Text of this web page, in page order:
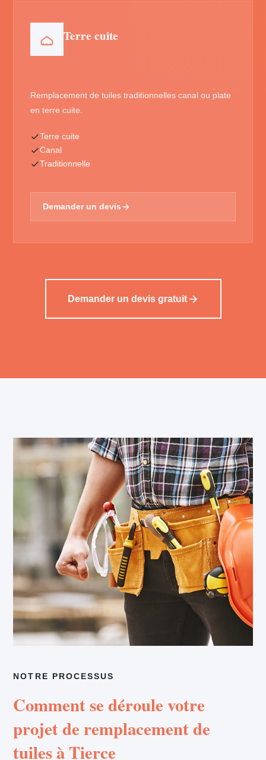
Terre cuite
Remplacement de tuiles traditionnelles canal ou plate
en terre cuite.
Terre cuite
Canal
Traditionnelle
Demander un devis
Demander un devis gratuit
NOTRE PROCESSUS
Comment se déroule votre
projet de remplacement de
tuiles à Tierce